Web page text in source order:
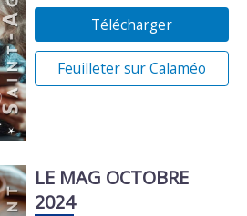
Télécharger
Feuilleter sur Calaméo
LE MAG OCTOBRE
2024